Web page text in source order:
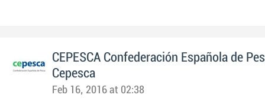
CEPESCA Confederación Española de
Cepesca
Feb 16, 2016 at 02:38